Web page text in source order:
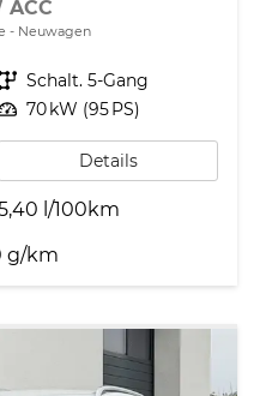
ACC
Neuwagen
Getriebe Schalt. 5-Gang
Leistung 70 kW (95 PS)
Details
l/100km
g/km